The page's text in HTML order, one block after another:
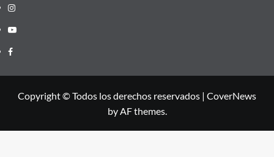
Instagram
Youtube
Facebook
Copyright © Todos los derechos reservados | CoverNews
by AF themes.